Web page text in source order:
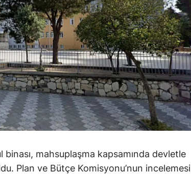
Kilis
Osmaniye
Düzce
binası, mahsuplaşma kapsamında devletle
Plan ve Bütçe Komisyonu’nun incelemesi